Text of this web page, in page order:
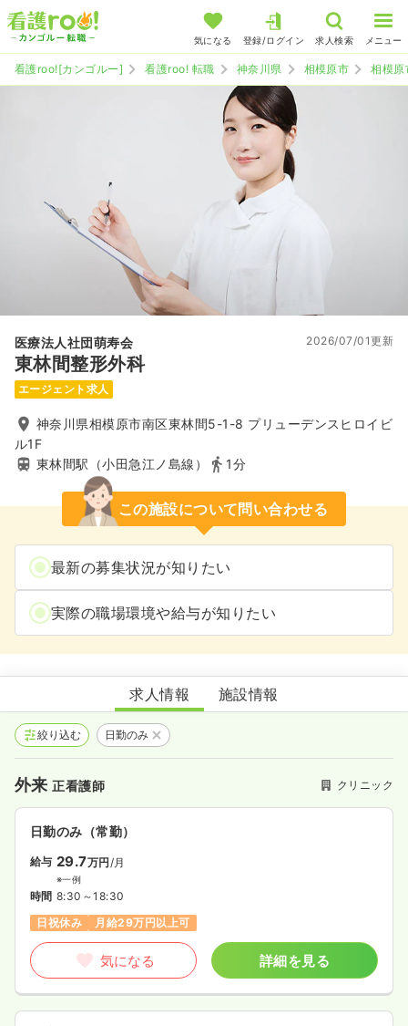
気になる 登録/ログイン 求人検索 メニュー
看護roo![カンゴルー] 看護roo! 転職 神奈川県 相模原市 相模原
医療法人社団萌寿会
東林間整形外科
2026/07/01更新
エージェント求人
神奈川県相模原市南区東林間5-1-8 プリューデンスヒロイビ
ル1F
東林間駅（小田急江ノ島線）
1分
この施設について問い合わせる
最新の募集状況が知りたい
実際の職場環境や給与が知りたい
東林間整形外科
求人情報 施設情報
絞り込む 日勤のみ
外来正看護師 クリニック
日勤のみ（常勤）
給与 29.7万円/月
※一例
時間 8:30～18:30
日祝休み
月給29万円以上可
気になる 詳細を見る